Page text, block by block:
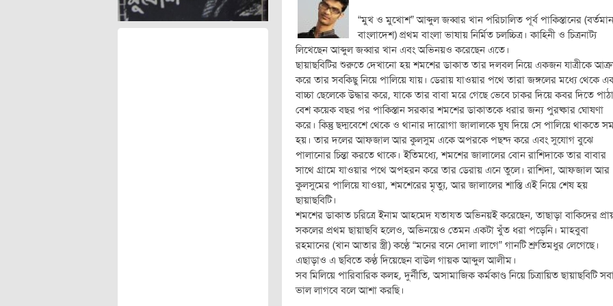
“মুখ ও মুখোশ” আব্দুল জব্বার খান পরিচালিত পূর্ব পাকিস্তানের (বর্তমান
বাংলাদেশ) প্রথম বাংলা ভাষায় নির্মিত চলচ্চিত্র। কাহিনী ও চিত্রনাট্য
লিখেছেন আব্দুল জব্বার খান এবং অভিনয়ও করেছেন এতে।
ছায়াছবিটির শুরুতে দেখানো হয় শমশের ডাকাত তার দলবল নিয়ে একজন যাত্রীকে
করে তার সবকিছু নিয়ে পালিয়ে যায়। ডেরায় যাওয়ার পথে তারা জঙ্গলের মধ্যে থেকে
বাচ্চা ছেলেকে উদ্ধার করে, যাকে তার বাবা মরে গেছে ভেবে চাকর দিয়ে কবর দিতে
বেশ কয়েক বছর পর পাকিস্তান সরকার শমশের ডাকাতকে ধরার জন্য পুরষ্কার ঘোষণা
করে। কিন্তু ছদ্মবেশে থেকে ও থানার দারোগা জালালকে ঘুষ দিয়ে সে পালিয়ে থাকতে
হয়। তার দলের আফজাল আর কুলসুম একে অপরকে পছন্দ করে এবং সুযোগ বুঝে
পালানোর চিন্তা করতে থাকে। ইতিমধ্যে, শমশের জালালের বোন রাশিদাকে তার বাবার
সাথে গ্রামে যাওয়ার পথে অপহরন করে তার ডেরায় এনে তুলে। রাশিদা, আফজাল আর
কুলসুমের পালিয়ে যাওয়া, শমশেরের মৃত্যু, আর জালালের শাস্তি এই নিয়ে শেষ হয়
ছায়াছবিটি।
শমশের ডাকাত চরিত্রে ইনাম আহমেদ যতাযত অভিনয়ই করেছেন, তাছাড়া বাকিদের
সকলের প্রথম ছায়াছবি হলেও, অভিনয়েও তেমন একটা খুঁত ধরা পড়েনি। মাহবুবা
রহমানের (খান আতার স্ত্রী) কণ্ঠে “মনের বনে দোলা লাগে” গানটি শ্রুতিমধুর লেগেছে।
এছাড়াও এ ছবিতে কণ্ঠ দিয়েছেন বাউল গায়ক আব্দুল আলীম।
সব মিলিয়ে পারিবারিক কলহ, দুর্নীতি, অসামাজিক কর্মকাণ্ড নিয়ে চিত্রায়িত ছায়াছবিটি
ভাল লাগবে বলে আশা করছি।